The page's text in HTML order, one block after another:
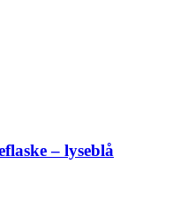
– lyseblå